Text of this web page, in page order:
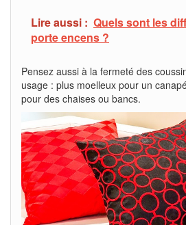
Lire aussi : Quels sont les
porte encens ?
Pensez aussi à la fermeté des
usage : plus moelleux pour un
pour des chaises ou bancs.